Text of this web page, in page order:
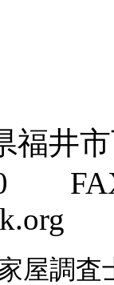
福井
屋調査